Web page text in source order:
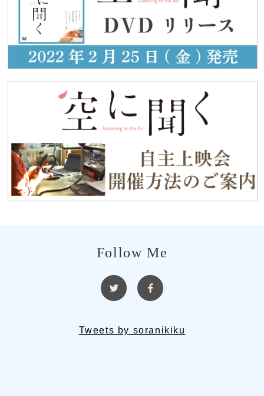
Follow Me
Tweets by soranikiku